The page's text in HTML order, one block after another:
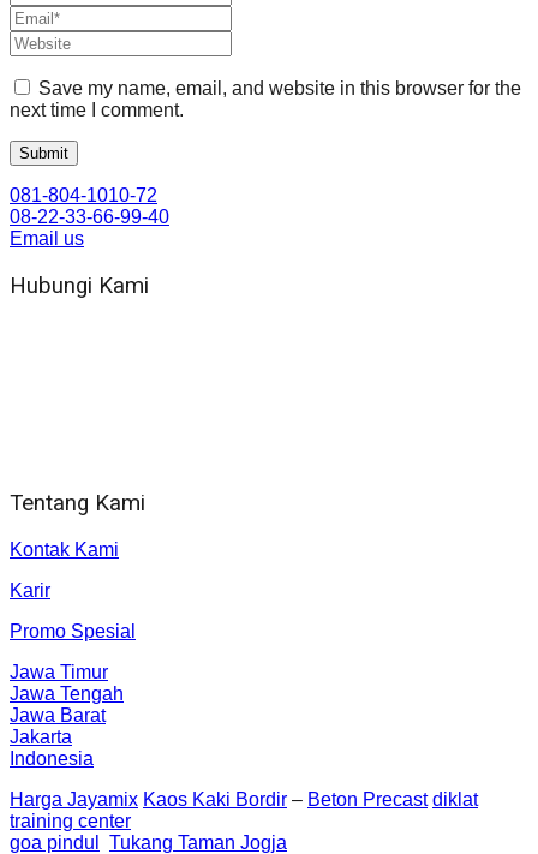
Save my name, email, and website in this browser for the
next time I comment.
081-804-1010-72
08-22-33-66-99-40
Email us
Hubungi Kami
Tentang Kami
Kontak Kami
Karir
Promo Spesial
Jawa Timur
Jawa Tengah
Jawa Barat
Jakarta
Indonesia
Harga Jayamix Kaos Kaki Bordir – Beton Precast diklat
training center
goa pindul
Tukang Taman Jogja